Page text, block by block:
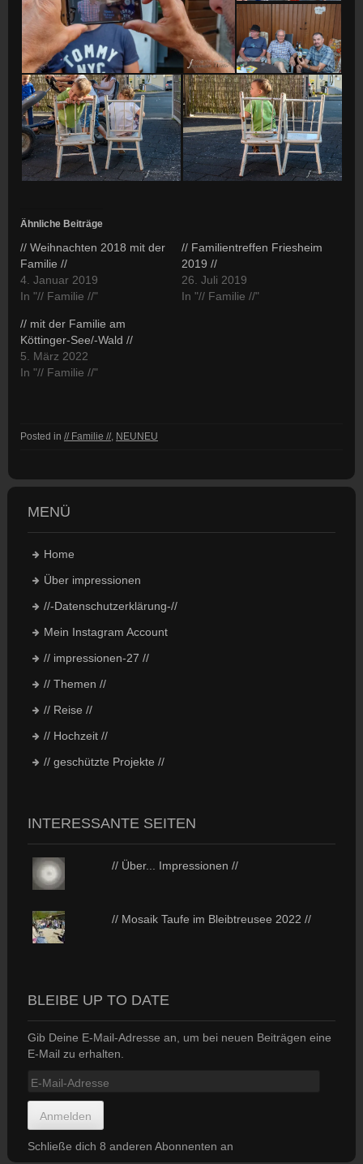
Ähnliche Beiträge
// Weihnachten 2018 mit der
Familie //
4. Januar 2019
In "// Familie //"
// Familientreffen Friesheim
2019 //
26. Juli 2019
In "// Familie //"
// mit der Familie am
Köttinger-See/-Wald //
5. März 2022
In "// Familie //"
Posted in // Familie //, NEUNEU
MENÜ
Home
Über impressionen
//-Datenschutzerklärung-//
Mein Instagram Account
// impressionen-27 //
// Themen //
// Reise //
// Hochzeit //
// geschützte Projekte //
INTERESSANTE SEITEN
// Über... Impressionen //
// Mosaik Taufe im Bleibtreusee 2022 //
BLEIBE UP TO DATE
Gib Deine E-Mail-Adresse an, um bei neuen Beiträgen eine
E-Mail zu erhalten.
E-
Adresse
Anmelden
Schließe dich 8 anderen Abonnenten an